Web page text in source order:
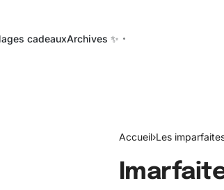
cadeauxArchives ✨
Accueil›Les
Imarfaite